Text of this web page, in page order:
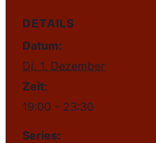
DETAILS
Datum:
Di. 1. Dezember
Zeit:
19:00 - 23:30
Series: